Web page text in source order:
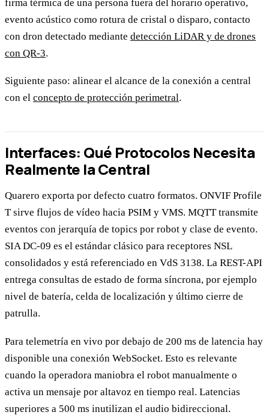
firma térmica de una persona fuera del horario operativo,
evento acústico como rotura de cristal o disparo, contacto
con dron detectado mediante detección LiDAR y de drones
con QR-3.
Siguiente paso: alinear el alcance de la conexión a central
con el concepto de protección perimetral.
Interfaces: Qué Protocolos Necesita
Realmente la Central
Quarero exporta por defecto cuatro formatos. ONVIF Profile
T sirve flujos de vídeo hacia PSIM y VMS. MQTT transmite
eventos con jerarquía de topics por robot y clase de evento.
SIA DC-09 es el estándar clásico para receptores NSL
consolidados y está referenciado en VdS 3138. La REST-API
entrega consultas de estado de forma síncrona, por ejemplo
nivel de batería, celda de localización y último cierre de
patrulla.
Para telemetría en vivo por debajo de 200 ms de latencia hay
disponible una conexión WebSocket. Esto es relevante
cuando la operadora maniobra el robot manualmente o
activa un mensaje por altavoz en tiempo real. Latencias
superiores a 500 ms inutilizan el audio bidireccional.